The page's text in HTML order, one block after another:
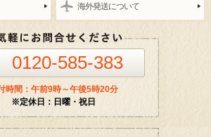
海外発送について
0120-585-383
時間：午前9時～午後5時20分
※定休日：日曜・祝日